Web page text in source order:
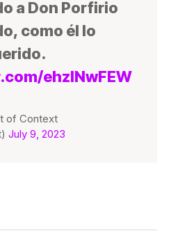
a Don Porfirio
como él lo
ehzINwFEW
of Context
July 9, 2023